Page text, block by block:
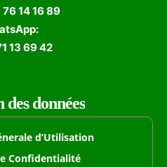
14 16 89
13 69 42
données
d’Utilisation
Confidentialité